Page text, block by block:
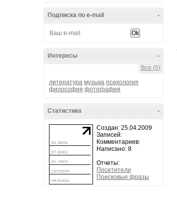
-
Подписка по e-mail
-
Интересы
Все (5)
литература музыка психология
философия фотография
-
Статистика
Создан: 25.04.2009
Записей:
Комментариев:
Написано: 8
Отчеты:
Посетители
Поисковые фразы